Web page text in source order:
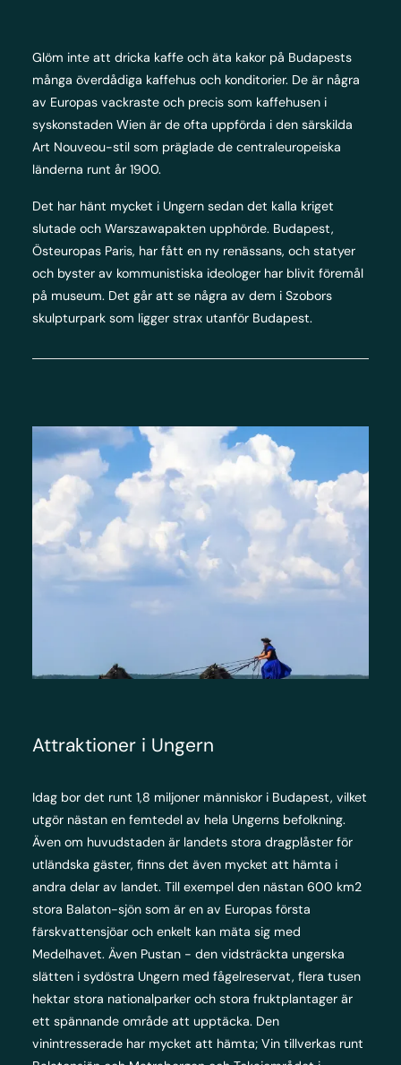
Glöm inte att dricka kaffe och äta kakor på Budapests
många överdådiga kaffehus och konditorier. De är några
av Europas vackraste och precis som kaffehusen i
syskonstaden Wien är de ofta uppförda i den särskilda
Art Nouveou-stil som präglade de centraleuropeiska
länderna runt år 1900.
Det har hänt mycket i Ungern sedan det kalla kriget
slutade och Warszawapakten upphörde. Budapest,
Östeuropas Paris, har fått en ny renässans, och statyer
och byster av kommunistiska ideologer har blivit föremål
på museum. Det går att se några av dem i Szobors
skulpturpark som ligger strax utanför Budapest.
Attraktioner i Ungern
Idag bor det runt 1,8 miljoner människor i Budapest, vilket
utgör nästan en femtedel av hela Ungerns befolkning.
Även om huvudstaden är landets stora dragplåster för
utländska gäster, finns det även mycket att hämta i
andra delar av landet. Till exempel den nästan 600 km2
stora Balaton-sjön som är en av Europas första
färskvattensjöar och enkelt kan mäta sig med
Medelhavet. Även Pustan - den vidsträckta ungerska
slätten i sydöstra Ungern med fågelreservat, flera tusen
hektar stora nationalparker och stora fruktplantager är
ett spännande område att upptäcka. Den
vinintresserade har mycket att hämta; Vin tillverkas runt